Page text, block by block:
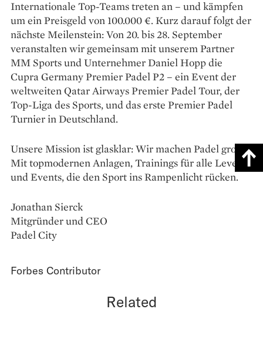
Internationale Top-Teams treten an – und kämpfen
um ein Preisgeld von 100.000 €. Kurz darauf folgt der
nächste Meilenstein: Von 20. bis 28. September
veranstalten wir gemeinsam mit unserem Partner
MM Sports und Unternehmer Daniel Hopp die
Cupra Germany Premier Padel P2 – ein Event der
weltweiten Qatar Airways Premier Padel Tour, der
Top-Liga des Sports, und das erste Premier Padel
Turnier in Deutschland.
Unsere Mission ist glasklar: Wir machen Padel gross.
Mit topmodernen Anlagen, Trainings für alle Levels –
und Events, die den Sport ins Rampenlicht rücken.
Jonathan Sierck
Mitgründer und CEO
Padel City
Forbes Contributor
Related